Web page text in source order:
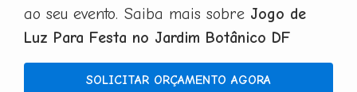
ao seu evento. Saiba mais sobre Jogo de
Luz Para Festa no Jardim Botânico DF
SOLICITAR ORÇAMENTO AGORA